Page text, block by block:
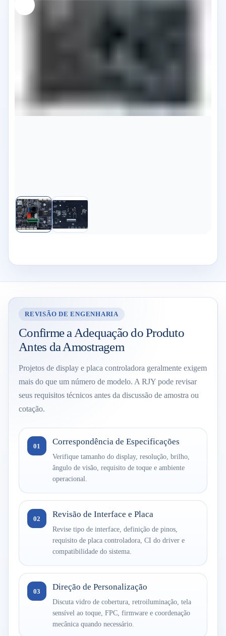
REVISÃO DE ENGENHARIA
Confirme a Adequação do Produto
Antes da Amostragem
Projetos de display e placa controladora geralmente exigem
mais do que um número de modelo. A RJY pode revisar
seus requisitos técnicos antes da discussão de amostra ou
cotação.
01 Correspondência de Especificações
Verifique tamanho do display, resolução, brilho,
ângulo de visão, requisito de toque e ambiente
operacional.
02 Revisão de Interface e Placa
Revise tipo de interface, definição de pinos,
requisito de placa controladora, CI do driver e
compatibilidade do sistema.
03 Direção de Personalização
Discuta vidro de cobertura, retroiluminação, tela
sensível ao toque, FPC, firmware e coordenação
mecânica quando necessário.